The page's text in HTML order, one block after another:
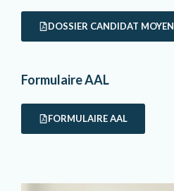
DOSSIER CANDIDAT MOYEN
Formulaire AAL
FORMULAIRE AAL